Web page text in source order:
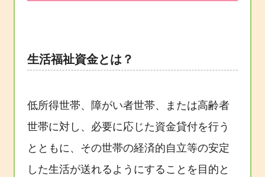
生活福祉資金とは？
低所得世帯、障がい者世帯、または高齢者
世帯に対し、必要に応じた資金貸付を行う
とともに、その世帯の経済的自立等の安定
した生活が送れるようにすることを目的と